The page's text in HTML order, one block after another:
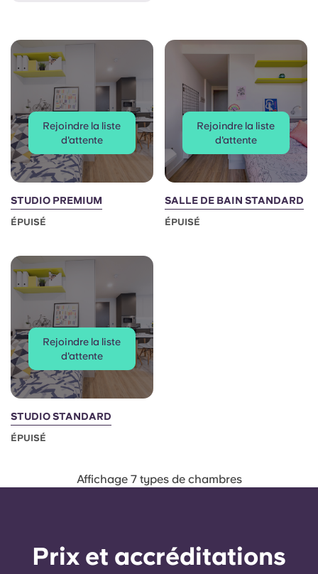
Rejoindre la liste
d'attente
STUDIO PREMIUM
ÉPUISÉ
Rejoindre la liste
d'attente
SALLE DE BAIN STANDARD
ÉPUISÉ
Rejoindre la liste
d'attente
STUDIO STANDARD
ÉPUISÉ
Affichage 7 types de chambres
Prix ​​et accréditations